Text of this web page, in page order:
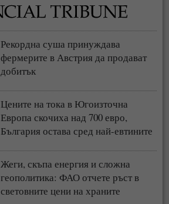
Рекордна суша принуждава
фермерите в Австрия да продават
добитък
Цените на тока в Югоизточна
Европа скочиха над 700 евро,
България остава сред най-евтините
Жеги, скъпа енергия и сложна
геополитика: ФАО отчете ръст в
световните цени на храните